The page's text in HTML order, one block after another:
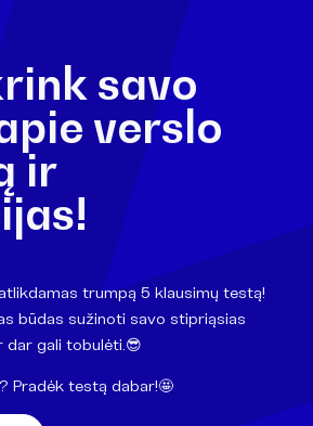
savo
verslo
ir
trumpą 5 klausimų testą!
būdas sužinoti savo stipriąsias
gali tobulėti.😎
Pradėk testą dabar!🤩